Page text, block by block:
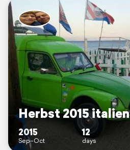
Herbst 2015 italien
2015
Sep–Oct
12
days